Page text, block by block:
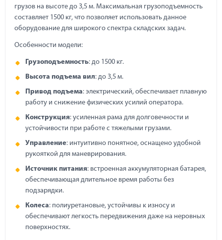
грузов на высоте до 3,5 м. Максимальная грузоподъемность
составляет 1500 кг, что позволяет использовать данное
оборудование для широкого спектра складских задач.
Особенности модели:
Грузоподъемность: до 1500 кг.
Высота подъема вил: до 3,5 м.
Привод подъема: электрический, обеспечивает плавную
работу и снижение физических усилий оператора.
Конструкция: усиленная рама для долговечности и
устойчивости при работе с тяжелыми грузами.
Управление: интуитивно понятное, оснащено удобной
рукояткой для маневрирования.
Источник питания: встроенная аккумуляторная батарея,
обеспечивающая длительное время работы без
подзарядки.
Колеса: полиуретановые, устойчивы к износу и
обеспечивают легкость передвижения даже на неровных
поверхностях.